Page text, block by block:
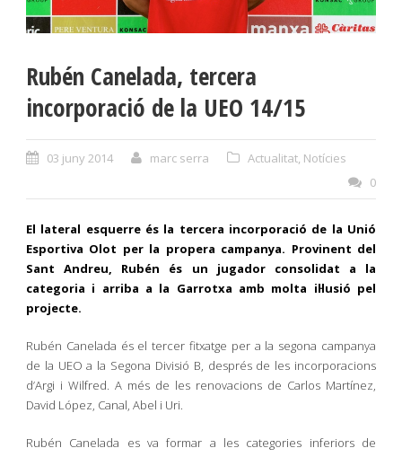
Rubén Canelada, tercera
incorporació de la UEO 14/15
03 juny 2014 marc serra Actualitat Notícies
0
El lateral esquerre és la tercera incorporació de la Unió
Esportiva Olot per la propera campanya. Provinent del
Sant Andreu, Rubén és un jugador consolidat a la
categoria i arriba a la Garrotxa amb molta il·lusió pel
projecte.
Rubén Canelada és el tercer fitxatge per a la segona campanya
de la UEO a la Segona Divisió B, després de les incorporacions
d’Argi i Wilfred. A més de les renovacions de Carlos Martínez,
David López, Canal, Abel i Uri.
Rubén Canelada es va formar a les categories inferiors de